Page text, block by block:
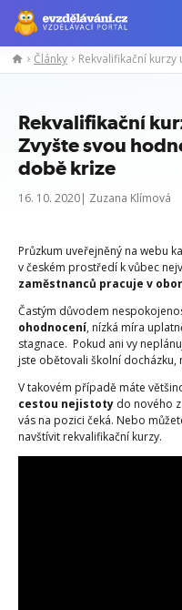
Články
Rekvalifikační
Zvyšte svou
době krize
16. 10. 2020| Zuzana Klímová
Průzkum uveřejněný na webu
v českém prostředí k vůbec
zaměstnanců pracuje v
Častým důvodem
ohodnocení, nízká míra
stagnace. Pokud ani vy
jste obětovali školní docházku,
V takovém případě máte
cestou nejistoty do nového
vás na pozici čeká. Nebo
navštívit rekvalifikační kurzy.